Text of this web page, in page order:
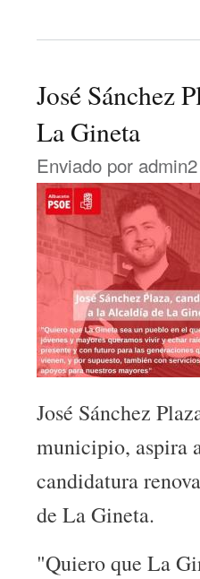
José Sánchez
La Gineta
Enviado por admin2
José Sánchez
municipio, aspira
candidatura
de La Gineta.
"Quiero que La